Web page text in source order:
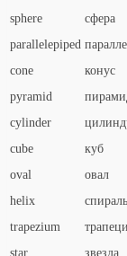
sphere
сфера
parallelepiped
cone
конус
pyramid
cylinder
cube
куб
oval
овал
helix
спираль
trapezium
star
звезда